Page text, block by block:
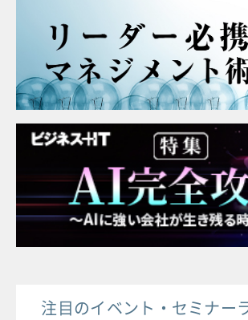
注目のイベント・セミナー